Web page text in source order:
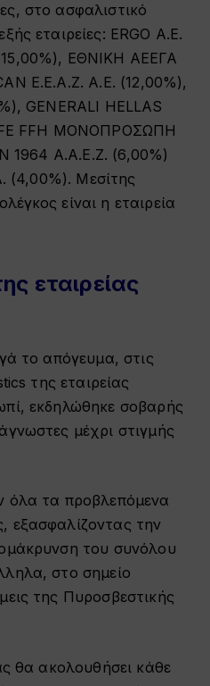
στο ασφαλιστικό
εταιρείες: ERGO Α.Ε.
ΕΘΝΙΚΗ ΑΕΕΓΑ
E.E.A.Z. A.E. (12,00%),
GENERALI HELLAS
FFH ΜΟΝΟΠΡΟΣΩΠΗ
1964 Α.Α.Ε.Ζ. (6,00%)
(4,00%). Μεσίτης
είναι η εταιρεία
εταιρείας
το απόγευμα, στις
της εταιρείας
εκδηλώθηκε σοβαρής
μέχρι στιγμής
όλα τα προβλεπόμενα
εξασφαλίζοντας την
του συνόλου
στο σημείο
της Πυροσβεστικής
θα ακολουθήσει κάθε